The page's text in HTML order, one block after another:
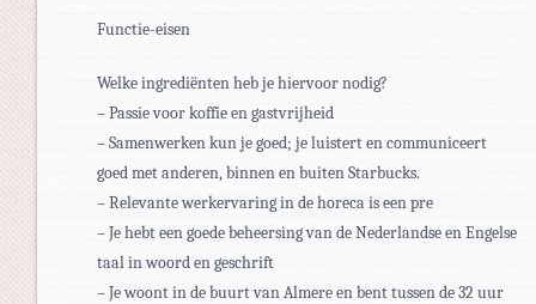
Functie-eisen
Welke ingrediënten heb je hiervoor nodig?
– Passie voor koffie en gastvrijheid
– Samenwerken kun je goed; je luistert en communiceert
goed met anderen, binnen en buiten Starbucks.
– Relevante werkervaring in de horeca is een pre
– Je hebt een goede beheersing van de Nederlandse en Engelse
taal in woord en geschrift
– Je woont in de buurt van Almere en bent tussen de 32 uur